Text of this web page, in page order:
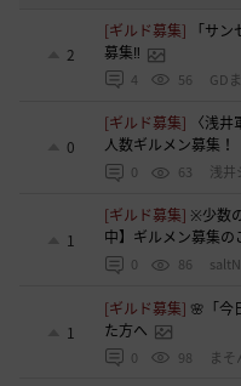
2
[ギルド募集]
「サ
募集‼️
4 56 GD
0
[ギルド募集]
〈浅
人数ギルメン募集！
0 63 浅井
1
[ギルド募集] ※少数
中】ギルメン募集の
0 86
1
[ギルド募集] 🌸「今
た方へ
0 98 まそ